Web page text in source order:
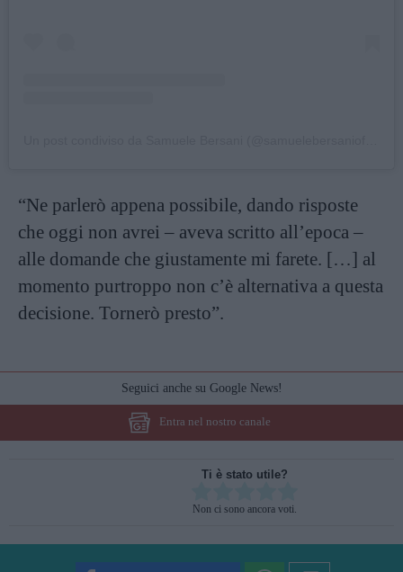
“Ne parlerò appena possibile, dando risposte
che oggi non avrei – aveva scritto all’epoca –
alle domande che giustamente mi farete. […] al
momento purtroppo non c’è alternativa a questa
decisione. Tornerò presto”.
Seguici anche su Google News!
Entra nel nostro canale
Ti è stato utile?
Non ci sono ancora voti.